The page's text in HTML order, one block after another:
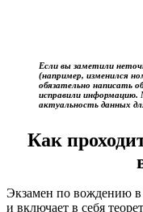
Если вы заметили
(например, изменился
обязательно написать
исправили информацию.
актуальность данных
Как
Экзамен по вождению в
и включает в себя